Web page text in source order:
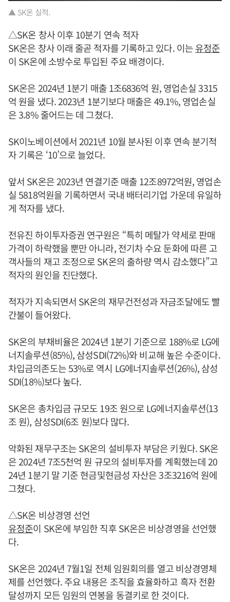
▲ SK온 실적.
△SK온 창사 이후 10분기 연속 적자
SK온은 창사 이래 줄곧 적자를 기록하고 있다. 이는유정준
이 SK온에 소방수로 투입된 주요 배경이다.
SK온은 2024년 1분기 매출 1조6836억 원, 영업손실 3315
억 원을 냈다. 2023년 1분기보다 매출은 49.1%, 영업손실
은 3.8% 줄어드는 데 그쳤다.
SK이노베이션에서 2021년 10월 분사된 이후 연속 분기적
자 기록은 ‘10’으로 늘었다.
앞서 SK온은 2023년 연결기준 매출 12조8972억원, 영업손
실 5818억원을 기록하면서 국내 배터리기업 가운데 유일하
게 적자를 냈다.
전유진 하이투자증권 연구원은 “특히 메탈가 약세로 판매
가격이 하락했을 뿐만 아니라, 전기차 수요 둔화에 따른 고
객사들의 재고 조정으로 SK온의 출하량 역시 감소했다”고
적자의 원인을 진단했다.
적자가 지속되면서 SK온의 재무건전성과 자금조달에도 빨
간불이 들어왔다.
SK온의 부채비율은 2024년 1분기 기준으로 188%로 LG에
너지솔루션(85%), 삼성SDI(72%)와 비교해 높은 수준이다.
차입금의존도는 53%로 역시 LG에너지솔루션(26%), 삼성
SDI(18%)보다 높다.
SK온은 총차입금 규모도 19조 원으로 LG에너지솔루션(13
조 원), 삼성SDI(6조 원)보다 많다.
악화된 재무구조는 SK온의 설비투자 부담은 키웠다. SK온
은 2024년 7조5천억 원 규모의 설비투자를 계획했는데 20
24년 1분기 말 기준 현금및현금성 자산은 3조3216억 원에
그쳤다.
△SK온 비상경영 선언
유정준이 SK온에 부임한 직후 SK온은 비상경영을 선언했
다.
SK온은 2024년 7월1일 전체 임원회의를 열고 비상경영체
제를 선언했다. 주요 내용은 조직을 효율화하고 흑자 전환
달성까지 모든 임원의 연봉을 동결키로 한 것이다.